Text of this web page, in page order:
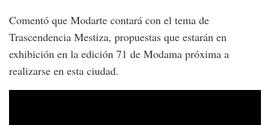
Comentó que Modarte contará con el tema de
Trascendencia Mestiza, propuestas que estarán en
exhibición en la edición 71 de Modama próxima a
realizarse en esta ciudad.